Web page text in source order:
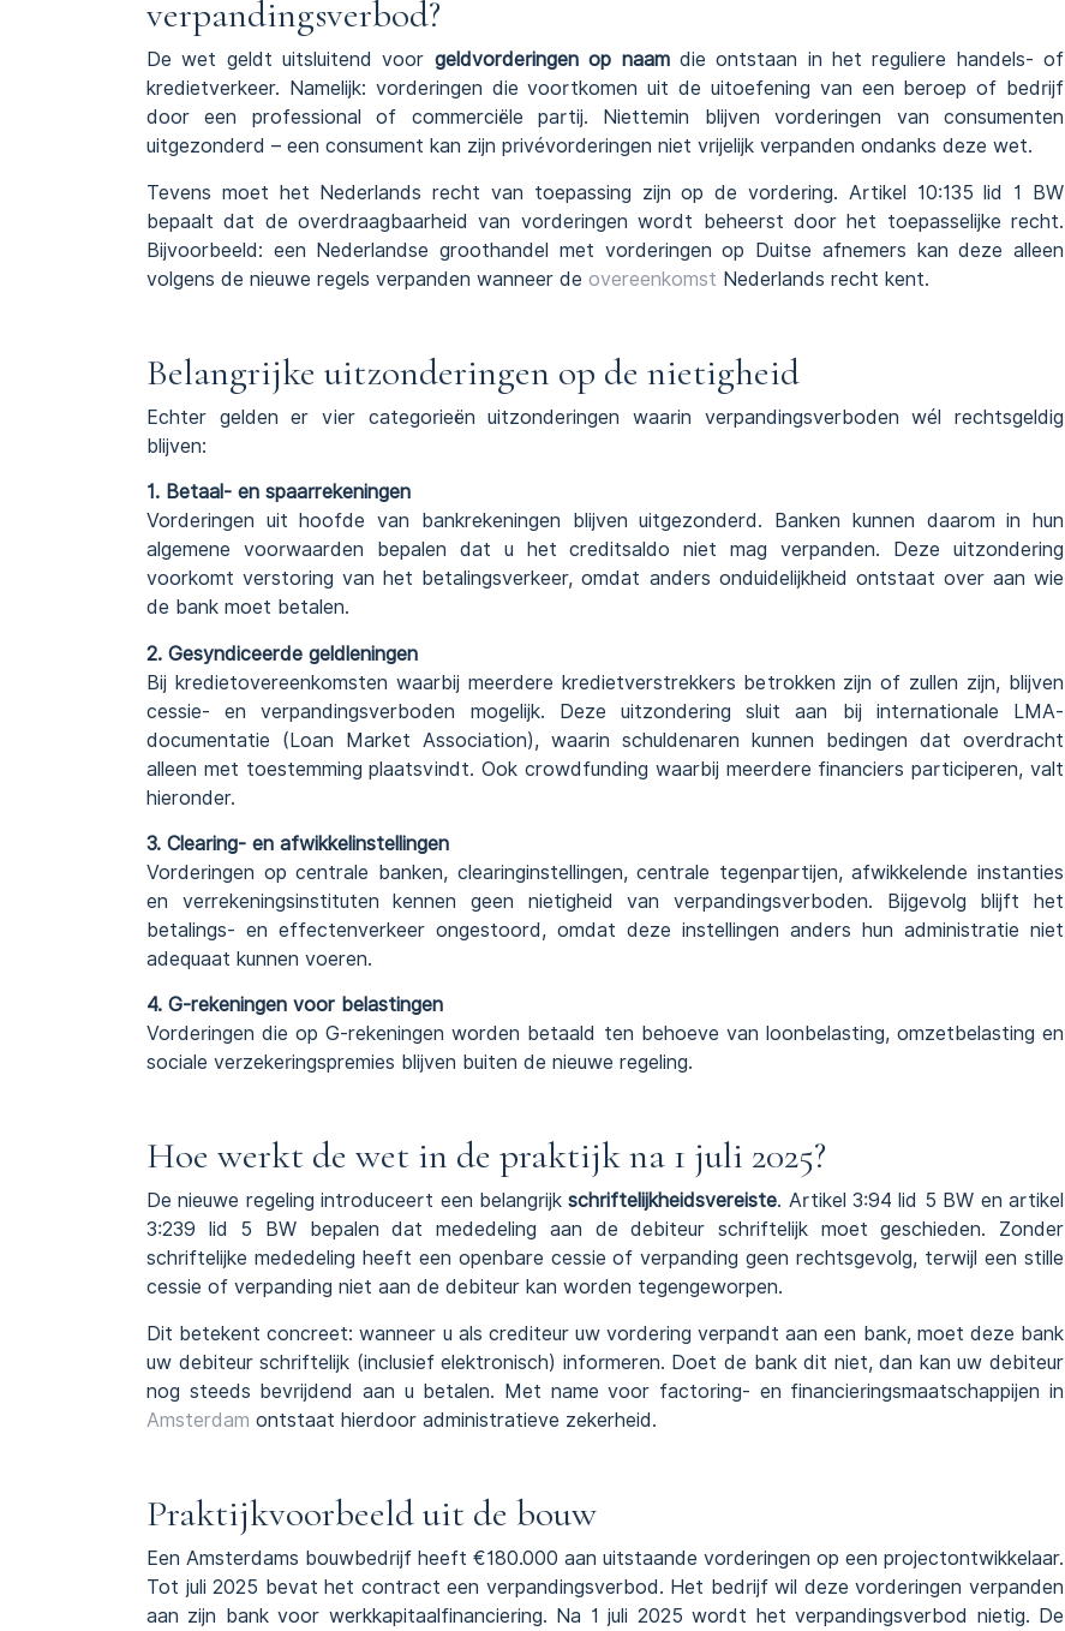
verpandingsverbod?
De wet geldt uitsluitend voor geldvorderingen op naamdie ontstaan in het reguliere handels- of
kredietverkeer. Namelijk: vorderingen die voortkomen uit de uitoefening van een beroep of bedrijf
door een professional of commerciële partij. Niettemin blijven vorderingen van consumenten
uitgezonderd – een consument kan zijn privévorderingen niet vrijelijk verpanden ondanks deze wet.
Tevens moet het Nederlands recht van toepassing zijn op de vordering. Artikel 10:135 lid 1 BW
bepaalt dat de overdraagbaarheid van vorderingen wordt beheerst door het toepasselijke recht.
Bijvoorbeeld: een Nederlandse groothandel met vorderingen op Duitse afnemers kan deze alleen
volgens de nieuwe regels verpanden wanneer de overeenkomst Nederlands recht kent.
Belangrijke uitzonderingen op de nietigheid
Echter gelden er vier categorieën uitzonderingen waarin verpandingsverboden wél rechtsgeldig
blijven:
1. Betaal- en spaarrekeningen
Vorderingen uit hoofde van bankrekeningen blijven uitgezonderd. Banken kunnen daarom in hun
algemene voorwaarden bepalen dat u het creditsaldo niet mag verpanden. Deze uitzondering
voorkomt verstoring van het betalingsverkeer, omdat anders onduidelijkheid ontstaat over aan wie
de bank moet betalen.
2. Gesyndiceerde geldleningen
Bij kredietovereenkomsten waarbij meerdere kredietverstrekkers betrokken zijn of zullen zijn, blijven
cessie- en verpandingsverboden mogelijk. Deze uitzondering sluit aan bij internationale LMA-
documentatie (Loan Market Association), waarin schuldenaren kunnen bedingen dat overdracht
alleen met toestemming plaatsvindt. Ook crowdfunding waarbij meerdere financiers participeren, valt
hieronder.
3. Clearing- en afwikkelinstellingen
Vorderingen op centrale banken, clearinginstellingen, centrale tegenpartijen, afwikkelende instanties
en verrekeningsinstituten kennen geen nietigheid van verpandingsverboden. Bijgevolg blijft het
betalings- en effectenverkeer ongestoord, omdat deze instellingen anders hun administratie niet
adequaat kunnen voeren.
4. G-rekeningen voor belastingen
Vorderingen die op G-rekeningen worden betaald ten behoeve van loonbelasting, omzetbelasting en
sociale verzekeringspremies blijven buiten de nieuwe regeling.
Hoe werkt de wet in de praktijk na 1 juli 2025?
De nieuwe regeling introduceert een belangrijkschriftelijkheidsvereiste. Artikel 3:94 lid 5 BW en artikel
3:239 lid 5 BW bepalen dat mededeling aan de debiteur schriftelijk moet geschieden. Zonder
schriftelijke mededeling heeft een openbare cessie of verpanding geen rechtsgevolg, terwijl een stille
cessie of verpanding niet aan de debiteur kan worden tegengeworpen.
Dit betekent concreet: wanneer u als crediteur uw vordering verpandt aan een bank, moet deze bank
uw debiteur schriftelijk (inclusief elektronisch) informeren. Doet de bank dit niet, dan kan uw debiteur
nog steeds bevrijdend aan u betalen. Met name voor factoring- en financieringsmaatschappijen in
Amsterdam ontstaat hierdoor administratieve zekerheid.
Praktijkvoorbeeld uit de bouw
Een Amsterdams bouwbedrijf heeft €180.000 aan uitstaande vorderingen op een projectontwikkelaar.
Tot juli 2025 bevat het contract een verpandingsverbod. Het bedrijf wil deze vorderingen verpanden
aan zijn bank voor werkkapitaalfinanciering. Na 1 juli 2025 wordt het verpandingsverbod nietig. De